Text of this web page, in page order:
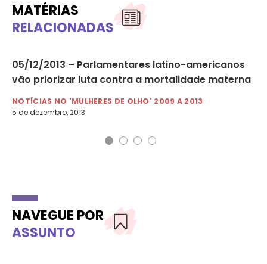
MATÉRIAS
RELACIONADAS
05/12/2013 – Parlamentares latino-americanos
vão priorizar luta contra a mortalidade materna
NOTÍCIAS NO 'MULHERES DE OLHO' 2009 A 2013
5 de dezembro, 2013
NAVEGUE POR
ASSUNTO